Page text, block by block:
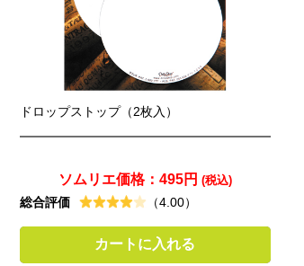
ドロップストップ（2枚入）
ソムリエ価格： 495円 (税込)
総合評価 （4.00）
カートに入れる